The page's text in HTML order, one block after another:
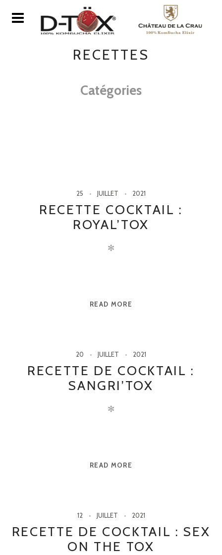
RECETTES
Catégories
25 JUILLET 2021
RECETTE COCKTAIL :
ROYAL’TOX
✻
READ MORE
20 JUILLET 2021
RECETTE DE COCKTAIL :
SANGRI’TOX
✻
READ MORE
12 JUILLET 2021
RECETTE DE COCKTAIL : SEX
ON THE TOX